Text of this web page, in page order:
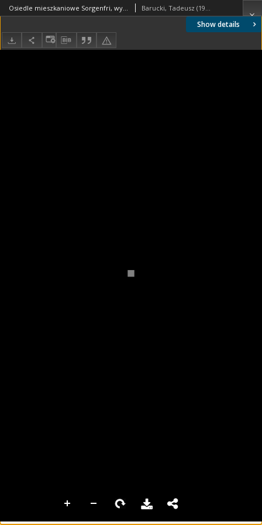
Show details
Osiedle mieszkaniowe Sorgenfri, wysokościowiec, fragment elewacji, Kopenhaga, Dania Barucki, Tadeusz (1922- ). Fotograf